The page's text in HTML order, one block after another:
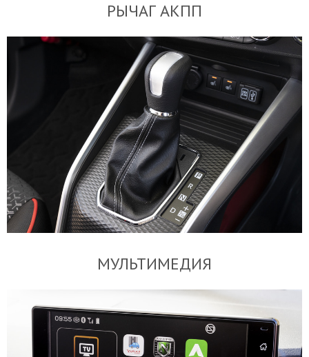
РЫЧАГ АКПП
МУЛЬТИМЕДИЯ